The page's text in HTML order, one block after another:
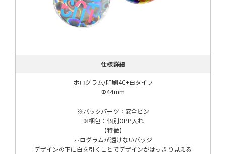
仕様詳細
ホログラム/印刷4C+白タイプ
Φ44mm
※バックパーツ：安全ピン
※梱包：個別OPP入れ
【特徴】
ホログラムが透けないバッジ
デザインの下に白を引くことでデザインがはっきり見える